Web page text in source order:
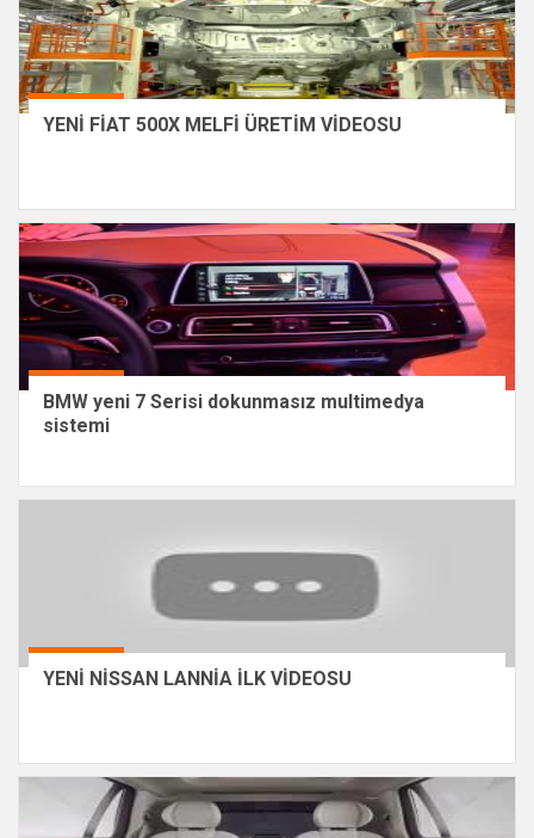
YENİ FİAT 500X MELFİ ÜRETİM VİDEOSU
BMW yeni 7 Serisi dokunmasız multimedya
sistemi
YENİ NİSSAN LANNİA İLK VİDEOSU